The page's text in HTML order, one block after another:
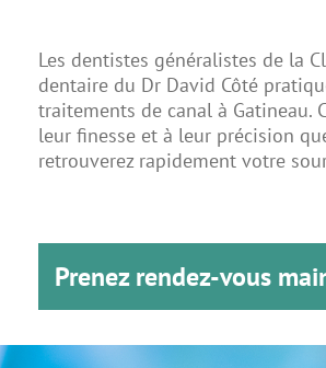
Les dentistes généralistes de la
dentaire du Dr David Côté
traitements de canal à Gatineau.
leur finesse et à leur précision
retrouverez rapidement votre
Prenez rendez-vous